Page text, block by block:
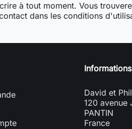
à tout moment. Vous
dans les conditions
Informations
David et
120 avenue
PANTIN
France